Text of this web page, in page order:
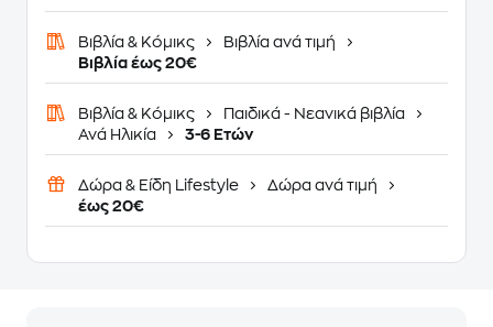
Βιβλία & Κόμικς
Βιβλία ανά τιμή
Βιβλία έως 20€
Βιβλία & Κόμικς
Παιδικά - Νεανικά βιβλία
Ανά Ηλικία
3-6 Ετών
Δώρα & Είδη Lifestyle
Δώρα ανά τιμή
έως 20€